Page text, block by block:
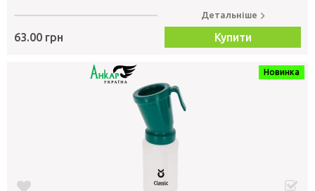
63.00 грн
Детальніше
Купити
Новинка